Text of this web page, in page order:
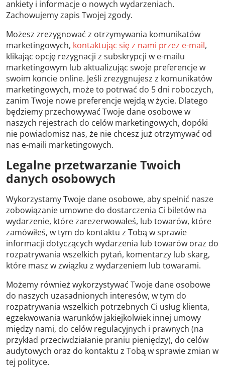
ankiety i informacje o nowych wydarzeniach.
Zachowujemy zapis Twojej zgody.
Możesz zrezygnować z otrzymywania komunikatów
marketingowych, kontaktując się z nami przez e-mail,
klikając opcję rezygnacji z subskrypcji w e-mailu
marketingowym lub aktualizując swoje preferencje w
swoim koncie online. Jeśli zrezygnujesz z komunikatów
marketingowych, może to potrwać do 5 dni roboczych,
zanim Twoje nowe preferencje wejdą w życie. Dlatego
będziemy przechowywać Twoje dane osobowe w
naszych rejestrach do celów marketingowych, dopóki
nie powiadomisz nas, że nie chcesz już otrzymywać od
nas e-maili marketingowych.
Legalne przetwarzanie Twoich
danych osobowych
Wykorzystamy Twoje dane osobowe, aby spełnić nasze
zobowiązanie umowne do dostarczenia Ci biletów na
wydarzenie, które zarezerwowałeś, lub towarów, które
zamówiłeś, w tym do kontaktu z Tobą w sprawie
informacji dotyczących wydarzenia lub towarów oraz do
rozpatrywania wszelkich pytań, komentarzy lub skarg,
które masz w związku z wydarzeniem lub towarami.
Możemy również wykorzystywać Twoje dane osobowe
do naszych uzasadnionych interesów, w tym do
rozpatrywania wszelkich potrzebnych Ci usług klienta,
egzekwowania warunków jakiejkolwiek innej umowy
między nami, do celów regulacyjnych i prawnych (na
przykład przeciwdziałanie praniu pieniędzy), do celów
audytowych oraz do kontaktu z Tobą w sprawie zmian w
tej polityce.